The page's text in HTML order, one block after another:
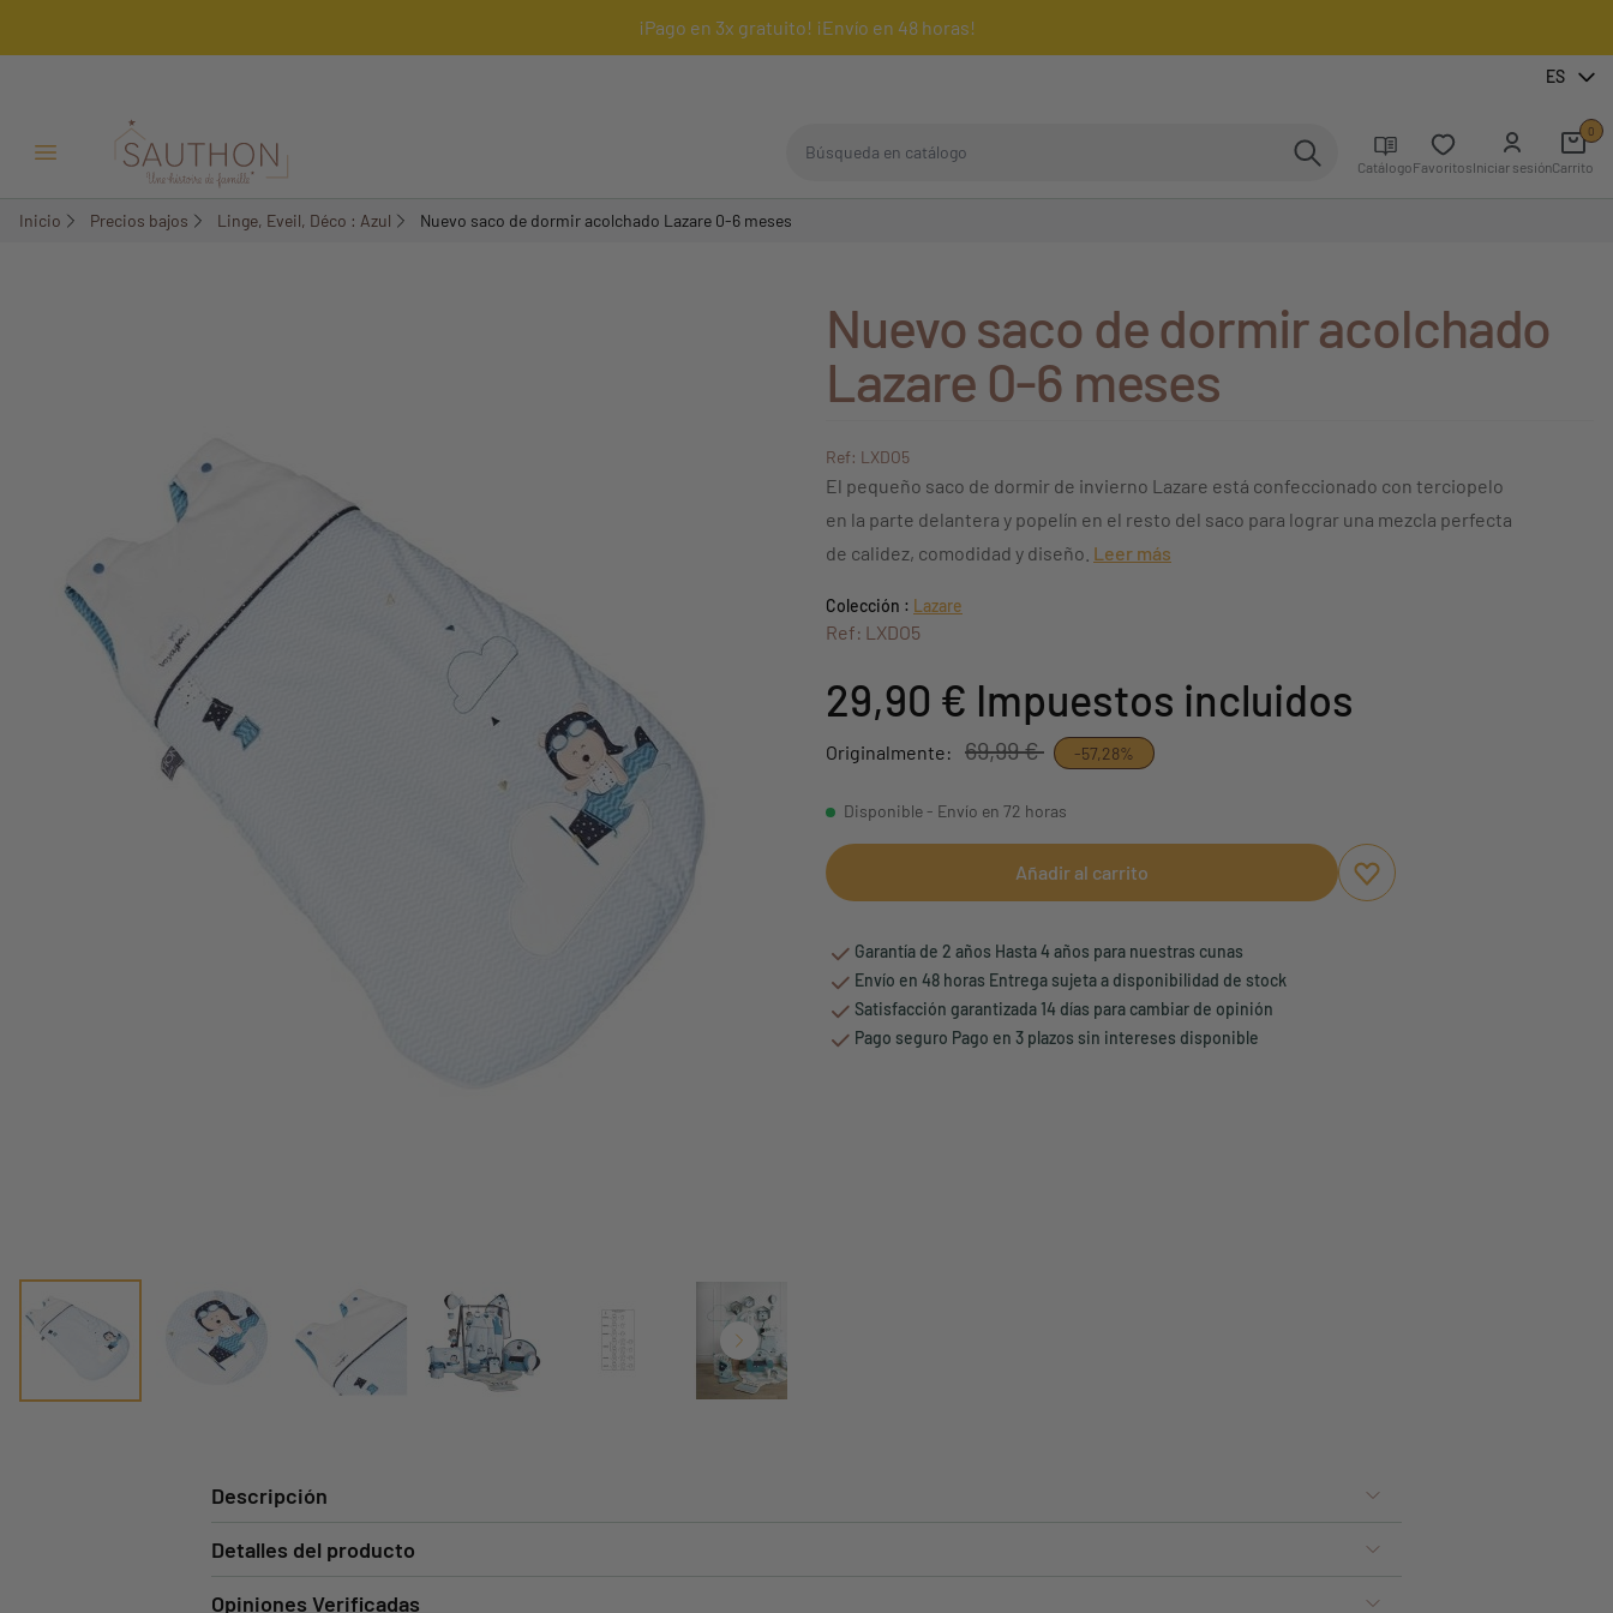
¡Pago en 3x gratuito! ¡Envío en 48 horas!
ES
Menú Abrir/Cerrar CatálogoFavoritosIniciar sesiónCarrito
0
Inicio Precios bajos Linge, Eveil, Déco : Azul Nuevo saco de dormir acolchado Lazare 0-6 meses
Nuevo saco de dormir acolchado
Lazare 0-6 meses
Ref: LXDO5
El pequeño saco de dormir de invierno Lazare está confeccionado con terciopelo
en la parte delantera y popelín en el resto del saco para lograr una mezcla perfecta
de calidez, comodidad y diseño. Leer más
Colección : Lazare
Ref: LXDO5
29,90 € Impuestos incluidos
Originalmente: 69,99 € -57,28%
Disponible - Envío en 72 horas
Añadir al carrito
Aggiungi ai preferiti
borrar favoritos
Garantía de 2 años Hasta 4 años para nuestras cunas
Envío en 48 horas Entrega sujeta a disponibilidad de stock
Satisfacción garantizada 14 días para cambiar de opinión
Pago seguro Pago en 3 plazos sin intereses disponible
Descripción
Detalles del producto
Opiniones Verificadas